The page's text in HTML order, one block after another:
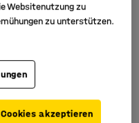
Websitenutzung zu
zu unterstützen.
akzeptieren